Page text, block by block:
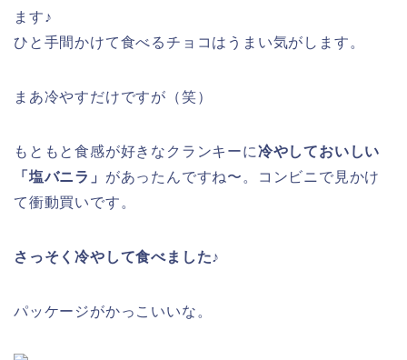
ます♪
ひと手間かけて食べるチョコはうまい気がします。
まあ冷やすだけですが（笑）
もともと食感が好きなクランキーに冷やしておいしい
「塩バニラ」 があったんですね〜。コンビニで見かけ
て衝動買いです。
さっそく冷やして食べました♪
パッケージがかっこいいな。